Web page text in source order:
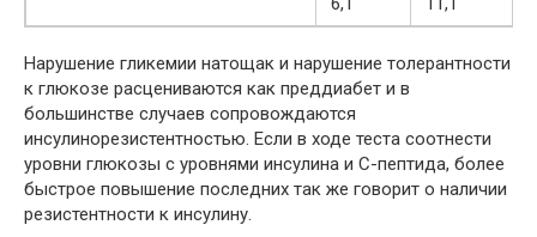
Нарушение гликемии натощак и нарушение толерантности
к глюкозе расцениваются как преддиабет и в
большинстве случаев сопровождаются
инсулинорезистентностью. Если в ходе теста соотнести
уровни глюкозы с уровнями инсулина и С-пептида, более
быстрое повышение последних так же говорит о наличии
резистентности к инсулину.